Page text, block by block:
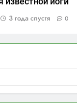
3 года спустя 0